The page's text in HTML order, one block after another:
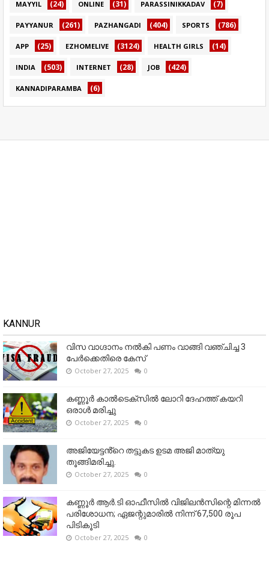
MAYYIL (24) ONLINE (31) PARASSINIKKADAV (7)
PAYYANUR (261) PAZHANGADI (404) SPORTS (786)
APP (25) EZHOMELIVE (3124) HEALTH GIRLS (14)
INDIA (503) INTERNET (28) JOB (424)
KANNADIPARAMBA (6)
KANNUR
വിസ വാഗ്ദാനം നൽകി പണം വാങ്ങി വഞ്ചിച്ച 3
പേർക്കെതിരെ കേസ്
October 27, 2025 0
കണ്ണൂര്‍ കാല്‍ടെക്‌സില്‍ ലോറി ദേഹത്ത് കയറി
ഒരാള്‍ മരിച്ചു
October 27, 2025 0
അജിയേട്ടൻ്റെ തട്ടുകട ഉടമ അജി മാത്യു
തൂങ്ങിമരിച്ചു.
October 27, 2025 0
കണ്ണൂര്‍ ആര്‍.ടി ഓഫീസില്‍ വിജിലൻസിന്റെ മിന്നല്‍
പരിശോധന; ഏജന്റുമാരില്‍ നിന്ന് 67,500 രൂപ
പിടികൂടി
October 27, 2025 0